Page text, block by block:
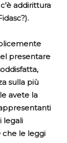
addirittura
presentare
sulla più
avete la
legali
che le leggi